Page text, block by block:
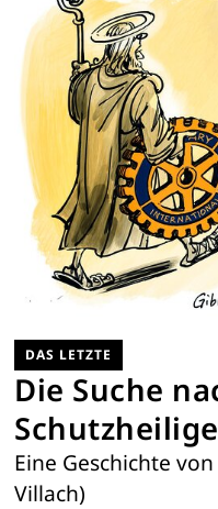
DAS LETZTE
Die Suche
Eine Geschichte
Villach)